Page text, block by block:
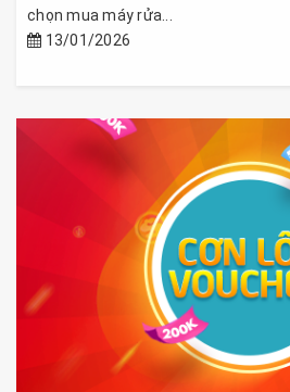
chọn mua máy rửa...
13/01/2026